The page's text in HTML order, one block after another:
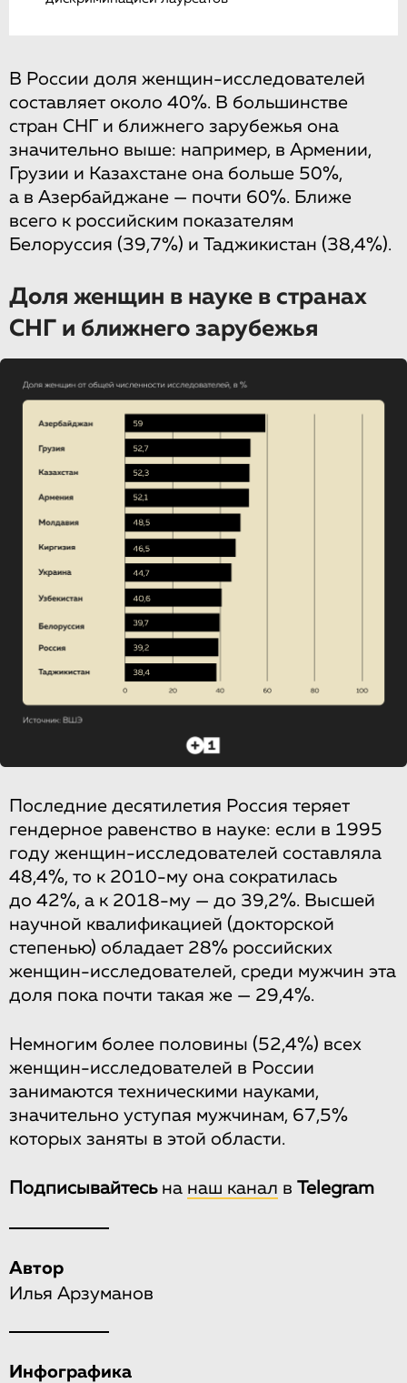
В России доля женщин-исследователей
составляет около 40%. В большинстве
стран СНГ и ближнего зарубежья она
значительно выше: например, в Армении,
Грузии и Казахстане она больше 50%,
а в Азербайджане — почти 60%. Ближе
всего к российским показателям
Белоруссия (39,7%) и Таджикистан (38,4%).
Доля женщин в науке в странах
СНГ и ближнего зарубежья
Последние десятилетия Россия теряет
гендерное равенство в науке: если в 1995
году женщин-исследователей составляла
48,4%, то к 2010-му она сократилась
до 42%, а к 2018-му — до 39,2%. Высшей
научной квалификацией (докторской
степенью) обладает 28% российских
женщин-исследователей, среди мужчин эта
доля пока почти такая же — 29,4%.
Немногим более половины (52,4%) всех
женщин-исследователей в России
занимаются техническими науками,
значительно уступая мужчинам, 67,5%
которых заняты в этой области.
Подписывайтесьна наш канал в Telegram
Автор
Илья Арзуманов
Инфографика